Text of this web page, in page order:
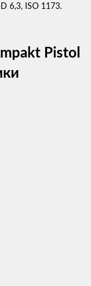
6,3, ISO 1173.
Pistol